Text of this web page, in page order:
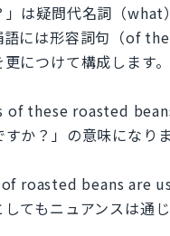
は疑問代名詞（
語には形容詞句（of
につけて構成します。
of these roasted
か？」の意味になりま
roasted beans are
てもニュアンスは通じ